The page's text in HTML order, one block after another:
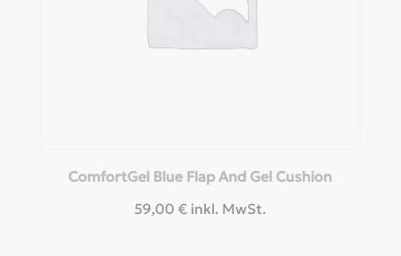
ComfortGel Blue Flap And Gel Cushion
59,00€ inkl. MwSt.